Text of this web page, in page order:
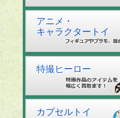
アニメ・
キャラクタートイ
特撮ヒーロー
カプセルトイ